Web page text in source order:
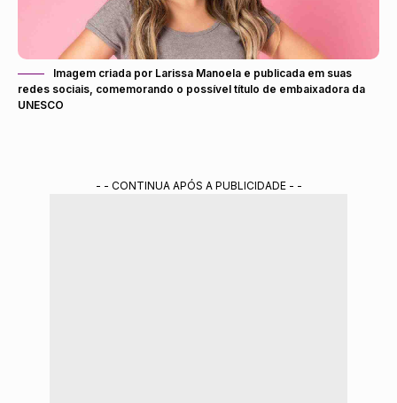
Imagem criada por Larissa Manoela e publicada em suas
redes sociais, comemorando o possível título de embaixadora da
UNESCO
- - CONTINUA APÓS A PUBLICIDADE - -